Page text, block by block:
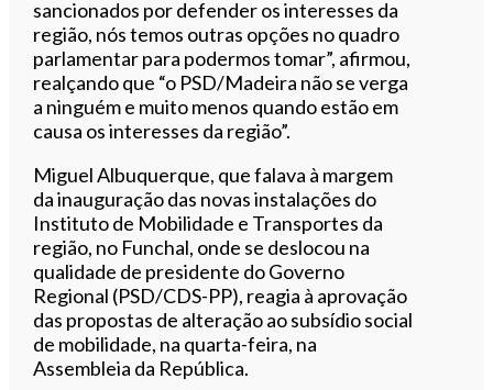
sancionados por defender os interesses da
região, nós temos outras opções no quadro
parlamentar para podermos tomar”, afirmou,
realçando que “o PSD/Madeira não se verga
a ninguém e muito menos quando estão em
causa os interesses da região”.
Miguel Albuquerque, que falava à margem
da inauguração das novas instalações do
Instituto de Mobilidade e Transportes da
região, no Funchal, onde se deslocou na
qualidade de presidente do Governo
Regional (PSD/CDS-PP), reagia à aprovação
das propostas de alteração ao subsídio social
de mobilidade, na quarta-feira, na
Assembleia da República.